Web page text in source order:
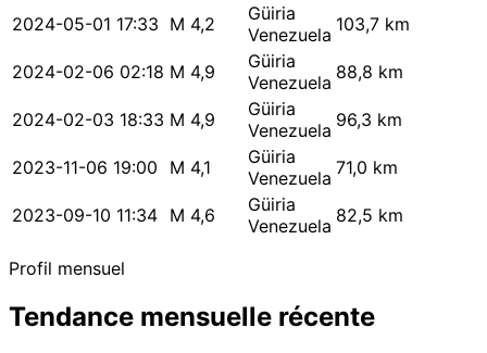
2024-05-01 17:33 M 4,2
Güiria
Venezuela 103,7 km
2024-02-06 02:18 M 4,9
Güiria
Venezuela 88,8 km
2024-02-03 18:33 M 4,9
Güiria
Venezuela 96,3 km
2023-11-06 19:00 M 4,1
Güiria
Venezuela 71,0 km
2023-09-10 11:34 M 4,6
Güiria
Venezuela 82,5 km
Profil mensuel
Tendance mensuelle récente